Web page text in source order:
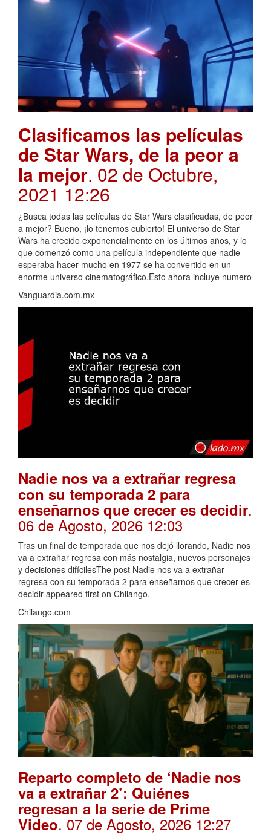
Clasificamos las películas
de Star Wars, de la peor a
la mejor. 02 de Octubre,
2021 12:26
¿Busca todas las películas de Star Wars clasificadas, de peor
a mejor? Bueno, ¡lo tenemos cubierto! El universo de Star
Wars ha crecido exponencialmente en los últimos años, y lo
que comenzó como una película independiente que nadie
esperaba hacer mucho en 1977 se ha convertido en un
enorme universo cinematográfico.Esto ahora incluye numero
Vanguardia.com.mx
Nadie nos va a extrañar regresa
con su temporada 2 para
enseñarnos que crecer es decidir.
06 de Agosto, 2026 12:03
Tras un final de temporada que nos dejó llorando, Nadie nos
va a extrañar regresa con más nostalgia, nuevos personajes
y decisiones difícilesThe post Nadie nos va a extrañar
regresa con su temporada 2 para enseñarnos que crecer es
decidir appeared first on Chilango.
Chilango.com
Reparto completo de ‘Nadie nos
va a extrañar 2’: Quiénes
regresan a la serie de Prime
Video. 07 de Agosto, 2026 12:27